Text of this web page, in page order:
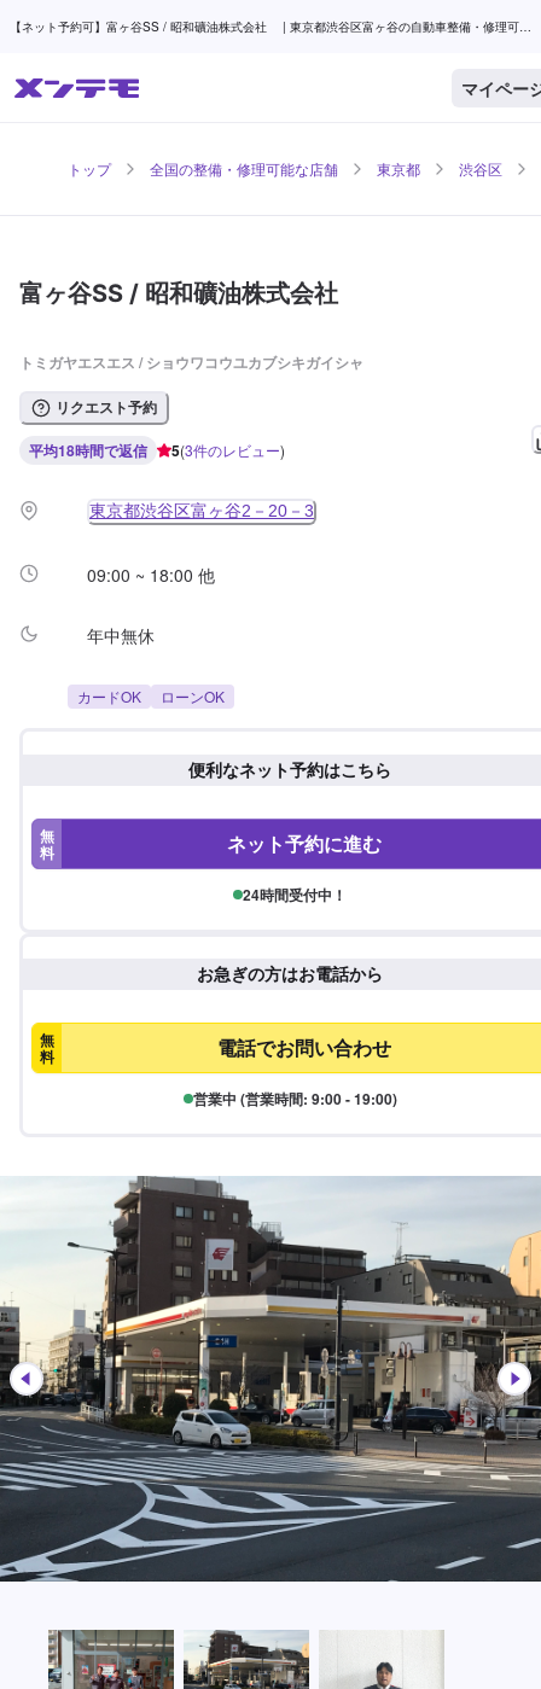
【ネット予約可】富ヶ谷SS / 昭和礦油株式会社 | 東京都渋谷区富ヶ谷の自動車整備・修理可能
マイペー
トップ 全国の整備・修理可能な店舗 東京都 渋谷区
富ヶ谷SS / 昭和礦油株式会社
トミガヤエスエス / ショウワコウユカブシキガイシャ
リクエスト予約
平均18時間で返信 5(3件のレビュー)
東京都渋谷区富ヶ谷2－20－3
09:00 ~ 18:00 他
年中無休
カードOK ローンOK
便利なネット予約はこちら
無
料 ネット予約に進む
24時間受付中！
お急ぎの方はお電話から
無
料 電話でお問い合わせ
営業中 (営業時間: 9:00 - 19:00)